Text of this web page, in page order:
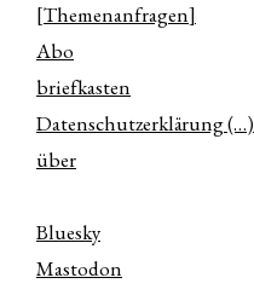
[Themenanfragen]
Abo
briefkasten
Datenschutzerklärung (…)
über
Bluesky
Mastodon